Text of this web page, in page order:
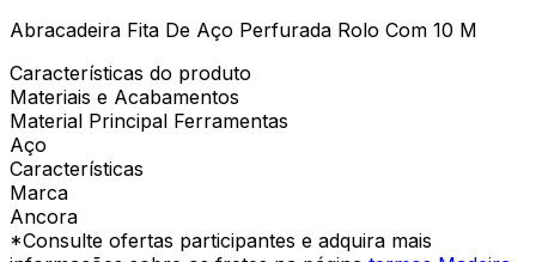
Abracadeira Fita De Aço Perfurada Rolo Com 10 M
Características do produto
Materiais e Acabamentos
Material Principal Ferramentas
Aço
Características
Marca
Ancora
*Consulte ofertas participantes e adquira mais